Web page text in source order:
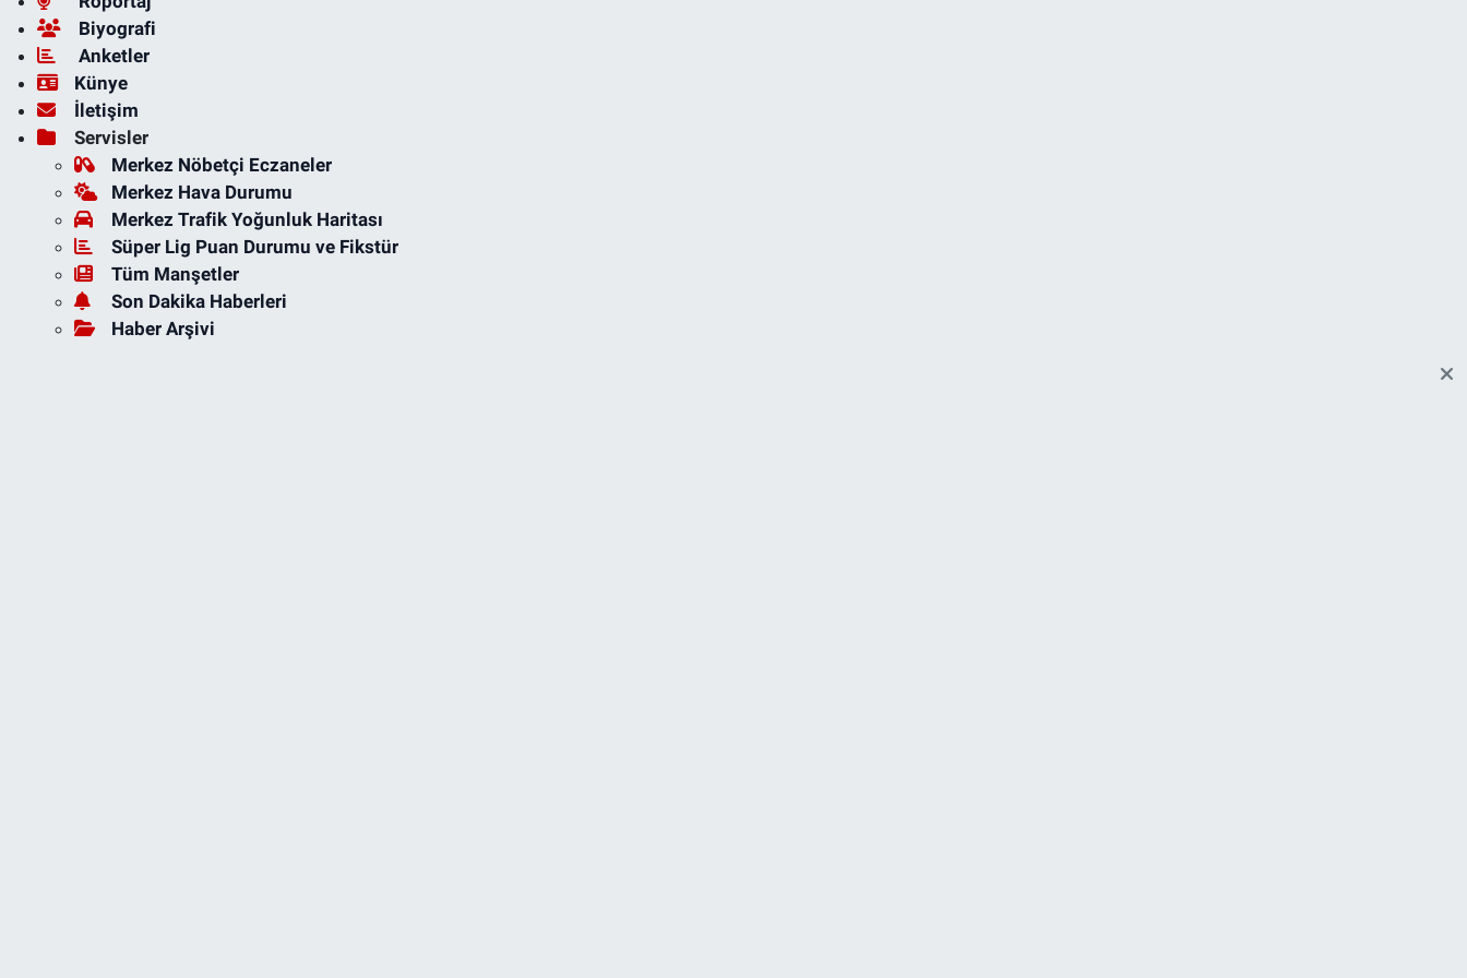
Biyografi
Anketler
Künye
İletişim
Servisler
Merkez Nöbetçi Eczaneler
Merkez Hava Durumu
Merkez Trafik Yoğunluk Haritası
Süper Lig Puan Durumu ve Fikstür
Tüm Manşetler
Son Dakika Haberleri
Haber Arşivi